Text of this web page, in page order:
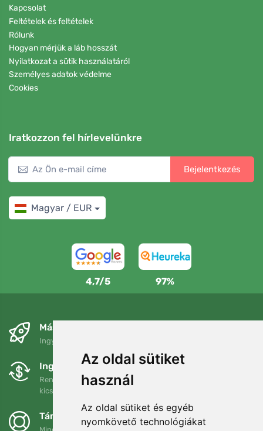
Az oldal sütiket
használ
Az oldal sütiket és egyéb
nyomkövető technológiákat
Kapcsolat
Feltételek és feltételek
Rólunk
Hogyan mérjük a láb hosszát
Nyilatkozat a sütik használatáról
Személyes adatok védelme
Cookies
Iratkozzon fel hírlevelünkre
Bejelentkezés
Magyar / EUR
4,7/5 97%
Másnapra és ingyenesen
Ingyenes szállítás a következő összeg felett: 80 EUR
Ingyenes csere és visszaküldés
Rendelését 90 napon belül bármikor visszaküldheti vagy
kicserélheti.
Támogatjuk a Trees.org-ot